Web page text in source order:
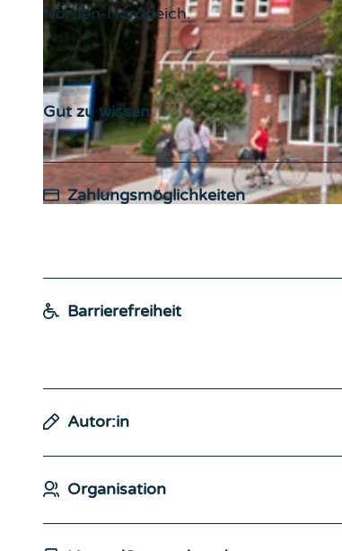
Norden-Norddeich.
Gut zu wissen
Zahlungsmöglichkeiten
Barrierefreiheit
Autor:in
Organisation